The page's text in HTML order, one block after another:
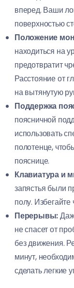
вперед. Ваши
поверхностью
Положение
находиться на
предотвратит
Расстояние от
на вытянутую
Поддержка
поясничной
использовать
полотенце,
пояснице.
Клавиатура и
запястья были
полу.
Перерывы:
не спасет от
без движения.
минут,
сделать легкие